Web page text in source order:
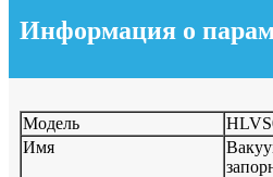
Информация о
Модель
Имя